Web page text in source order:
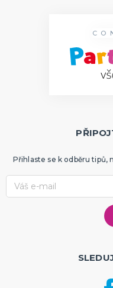
Přihlaste se k odběru tipů,